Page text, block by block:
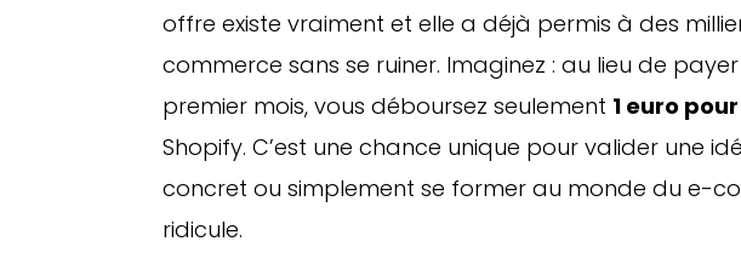
offre existe vraiment et elle a déjà permis à des
commerce sans se ruiner. Imaginez : au lieu de
premier mois, vous déboursez seulement 1 euro
Shopify. C’est une chance unique pour valider une
concret ou simplement se former au monde du e-
ridicule.